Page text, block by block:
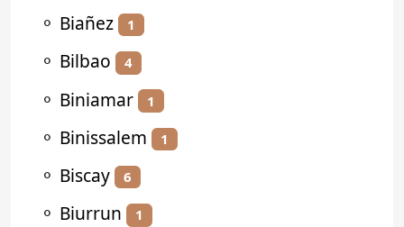
⚬ Biañez 1
⚬ Bilbao 4
⚬ Biniamar 1
⚬ Binissalem 1
⚬ Biscay 6
⚬ Biurrun 1